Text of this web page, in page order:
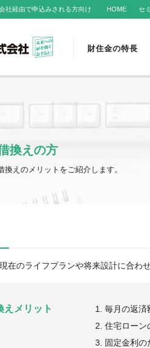
社経由で申込みされる方向け HOME セ
財住金の特長
換えの方
換えのメリットをご紹介します。
在のライフプランや将来設計に合
えメリット
毎月の返済
住宅ローン
固定金利